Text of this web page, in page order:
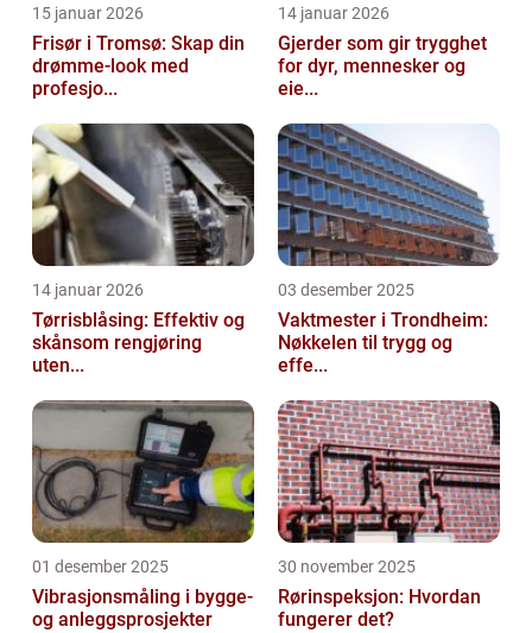
15 januar 2026
Frisør i Tromsø: Skap din
drømme-look med
profesjo...
14 januar 2026
Gjerder som gir trygghet
for dyr, mennesker og
eie...
14 januar 2026
Tørrisblåsing: Effektiv og
skånsom rengjøring
uten...
03 desember 2025
Vaktmester i Trondheim:
Nøkkelen til trygg og
effe...
01 desember 2025
Vibrasjonsmåling i bygge-
og anleggsprosjekter
30 november 2025
Rørinspeksjon: Hvordan
fungerer det?